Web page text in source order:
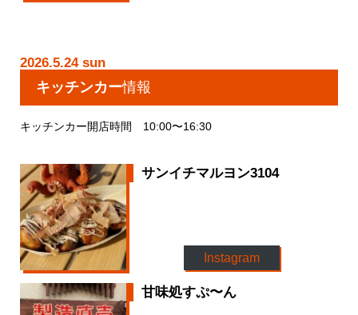
2026.5.24 sun
キッチンカー情報
キッチンカー開店時間 10:00〜16:30
サンイチマルヨン3104
Instagram
甘味処すぷ〜ん